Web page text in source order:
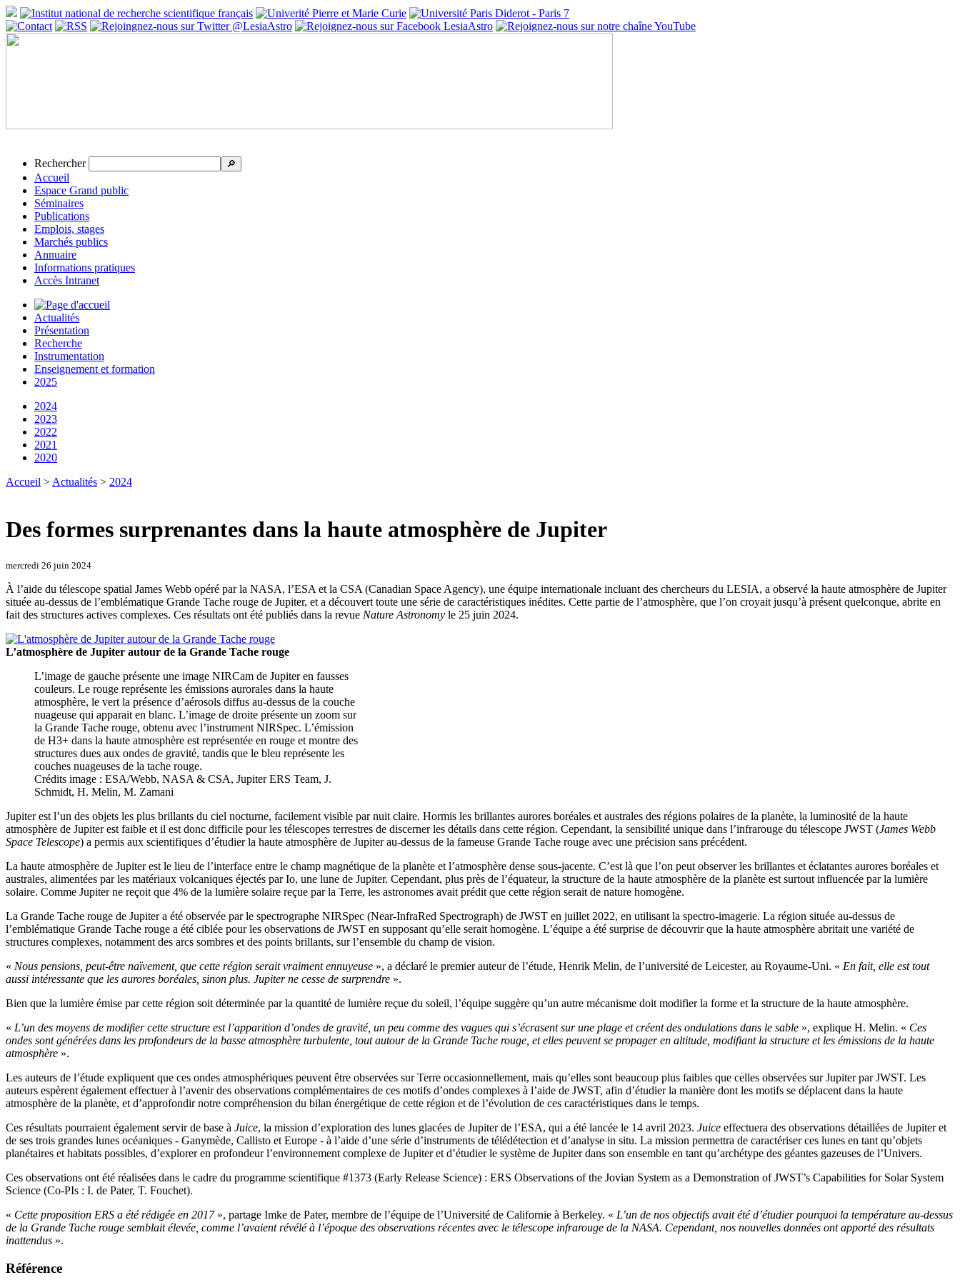
Rechercher 🔎
Accueil
Espace Grand public
Séminaires
Publications
Emplois, stages
Marchés publics
Annuaire
Informations pratiques
Accès Intranet
Actualités
Présentation
Recherche
Instrumentation
Enseignement et formation
2025
2024
2023
2022
2021
2020
Accueil > Actualités > 2024
Des formes surprenantes dans la haute atmosphère de Jupiter
mercredi 26 juin 2024
À l’aide du télescope spatial James Webb opéré par la NASA, l’ESA et la CSA (Canadian Space Agency), une équipe internationale incluant des chercheurs du LESIA, a observé la haute atmosphère de Jupiter
située au-dessus de l’emblématique Grande Tache rouge de Jupiter, et a découvert toute une série de caractéristiques inédites. Cette partie de l’atmosphère, que l’on croyait jusqu’à présent quelconque, abrite en
fait des structures actives complexes. Ces résultats ont été publiés dans la revue Nature Astronomy le 25 juin 2024.
L’atmosphère de Jupiter autour de la Grande Tache rouge
L’image de gauche présente une image NIRCam de Jupiter en fausses
couleurs. Le rouge représente les émissions aurorales dans la haute
atmosphère, le vert la présence d’aérosols diffus au-dessus de la couche
nuageuse qui apparait en blanc. L’image de droite présente un zoom sur
la Grande Tache rouge, obtenu avec l’instrument NIRSpec. L’émission
de H3+ dans la haute atmosphère est représentée en rouge et montre des
structures dues aux ondes de gravité, tandis que le bleu représente les
couches nuageuses de la tache rouge.
Crédits image : ESA/Webb, NASA & CSA, Jupiter ERS Team, J.
Schmidt, H. Melin, M. Zamani
Jupiter est l’un des objets les plus brillants du ciel nocturne, facilement visible par nuit claire. Hormis les brillantes aurores boréales et australes des régions polaires de la planète, la luminosité de la haute
atmosphère de Jupiter est faible et il est donc difficile pour les télescopes terrestres de discerner les détails dans cette région. Cependant, la sensibilité unique dans l’infrarouge du télescope JWST (James Webb
Space Telescope) a permis aux scientifiques d’étudier la haute atmosphère de Jupiter au-dessus de la fameuse Grande Tache rouge avec une précision sans précédent.
La haute atmosphère de Jupiter est le lieu de l’interface entre le champ magnétique de la planète et l’atmosphère dense sous-jacente. C’est là que l’on peut observer les brillantes et éclatantes aurores boréales et
australes, alimentées par les matériaux volcaniques éjectés par Io, une lune de Jupiter. Cependant, plus près de l’équateur, la structure de la haute atmosphère de la planète est surtout influencée par la lumière
solaire. Comme Jupiter ne reçoit que 4% de la lumière solaire reçue par la Terre, les astronomes avait prédit que cette région serait de nature homogène.
La Grande Tache rouge de Jupiter a été observée par le spectrographe NIRSpec (Near-InfraRed Spectrograph) de JWST en juillet 2022, en utilisant la spectro-imagerie. La région située au-dessus de
l’emblématique Grande Tache rouge a été ciblée pour les observations de JWST en supposant qu’elle serait homogène. L’équipe a été surprise de découvrir que la haute atmosphère abritait une variété de
structures complexes, notamment des arcs sombres et des points brillants, sur l’ensemble du champ de vision.
« Nous pensions, peut-être naïvement, que cette région serait vraiment ennuyeuse », a déclaré le premier auteur de l’étude, Henrik Melin, de l’université de Leicester, au Royaume-Uni. « En fait, elle est tout
aussi intéressante que les aurores boréales, sinon plus. Jupiter ne cesse de surprendre ».
Bien que la lumière émise par cette région soit déterminée par la quantité de lumière reçue du soleil, l’équipe suggère qu’un autre mécanisme doit modifier la forme et la structure de la haute atmosphère.
« L’un des moyens de modifier cette structure est l’apparition d’ondes de gravité, un peu comme des vagues qui s’écrasent sur une plage et créent des ondulations dans le sable », explique H. Melin. « Ces
ondes sont générées dans les profondeurs de la basse atmosphère turbulente, tout autour de la Grande Tache rouge, et elles peuvent se propager en altitude, modifiant la structure et les émissions de la haute
atmosphère ».
Les auteurs de l’étude expliquent que ces ondes atmosphériques peuvent être observées sur Terre occasionnellement, mais qu’elles sont beaucoup plus faibles que celles observées sur Jupiter par JWST. Les
auteurs espèrent également effectuer à l’avenir des observations complémentaires de ces motifs d’ondes complexes à l’aide de JWST, afin d’étudier la manière dont les motifs se déplacent dans la haute
atmosphère de la planète, et d’approfondir notre compréhension du bilan énergétique de cette région et de l’évolution de ces caractéristiques dans le temps.
Ces résultats pourraient également servir de base à Juice, la mission d’exploration des lunes glacées de Jupiter de l’ESA, qui a été lancée le 14 avril 2023. Juice effectuera des observations détaillées de Jupiter et
de ses trois grandes lunes océaniques - Ganymède, Callisto et Europe - à l’aide d’une série d’instruments de télédétection et d’analyse in situ. La mission permettra de caractériser ces lunes en tant qu’objets
planétaires et habitats possibles, d’explorer en profondeur l’environnement complexe de Jupiter et d’étudier le système de Jupiter dans son ensemble en tant qu’archétype des géantes gazeuses de l’Univers.
Ces observations ont été réalisées dans le cadre du programme scientifique #1373 (Early Release Science) : ERS Observations of the Jovian System as a Demonstration of JWST’s Capabilities for Solar System
Science (Co-PIs : I. de Pater, T. Fouchet).
« Cette proposition ERS a été rédigée en 2017», partage Imke de Pater, membre de l’équipe de l’Université de Californie à Berkeley. « L’un de nos objectifs avait été d’étudier pourquoi la température au-dessus
de la Grande Tache rouge semblait élevée, comme l’avaient révélé à l’époque des observations récentes avec le télescope infrarouge de la NASA. Cependant, nos nouvelles données ont apporté des résultats
inattendus ».
Référence